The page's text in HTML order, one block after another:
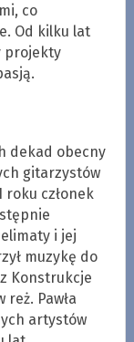
co
Od kilku lat
projekty
dekad obecny
gitarzystów
roku członek
i jej
muzykę do
Konstrukcje
Pawła
artystów